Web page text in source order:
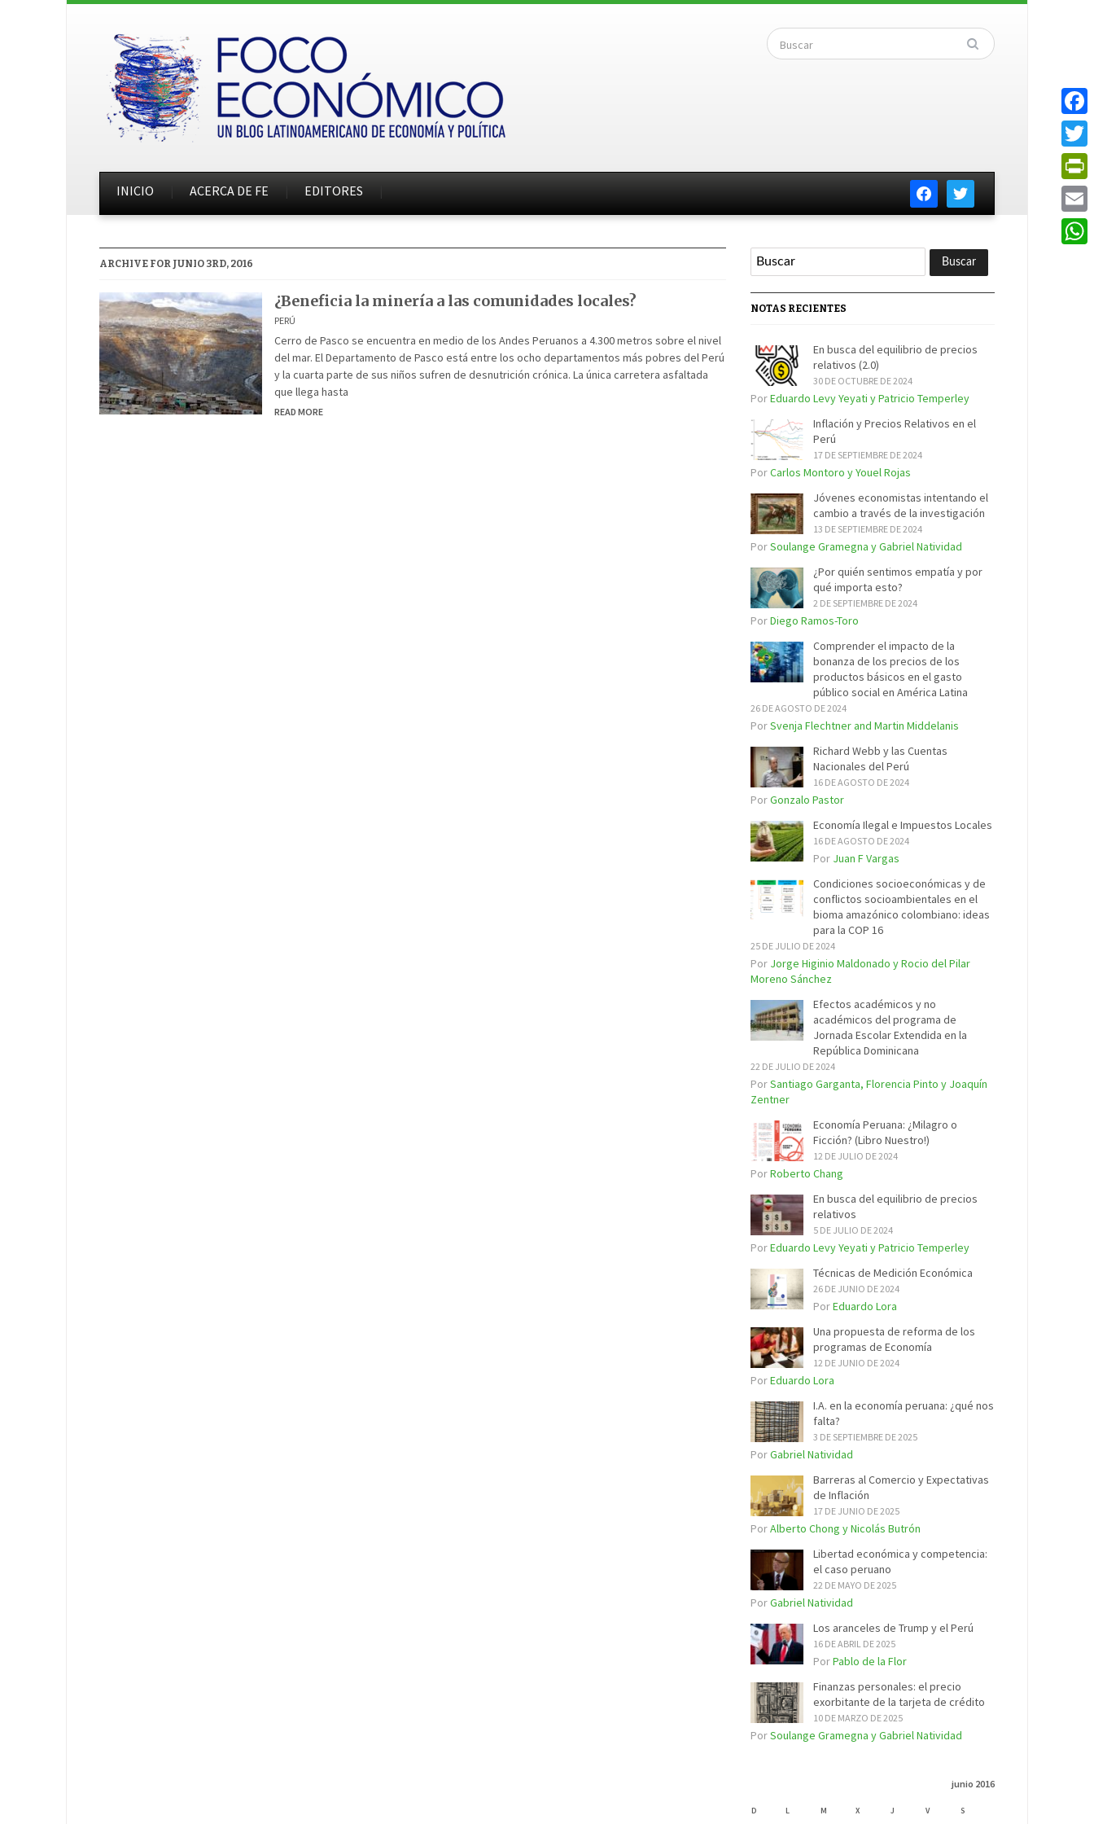
facebooktwitter
INICIO ACERCA DE FE EDITORES
ARCHIVE FOR JUNIO 3RD, 2016
¿Beneficia la minería a las comunidades locales?
PERÚ
Cerro de Pasco se encuentra en medio de los Andes Peruanos a 4.300 metros sobre el nivel
del mar. El Departamento de Pasco está entre los ocho departamentos más pobres del Perú
y la cuarta parte de sus niños sufren de desnutrición crónica. La única carretera asfaltada
que llega hasta
READ MORE
NOTAS RECIENTES
En busca del equilibrio de precios
relativos (2.0)
30 DE OCTUBRE DE 2024
PorEduardo Levy Yeyati y Patricio Temperley
Inflación y Precios Relativos en el
Perú
17 DE SEPTIEMBRE DE 2024
PorCarlos Montoro y Youel Rojas
Jóvenes economistas intentando el
cambio a través de la investigación
13 DE SEPTIEMBRE DE 2024
PorSoulange Gramegna y Gabriel Natividad
¿Por quién sentimos empatía y por
qué importa esto?
2 DE SEPTIEMBRE DE 2024
PorDiego Ramos-Toro
Comprender el impacto de la
bonanza de los precios de los
productos básicos en el gasto
público social en América Latina
26 DE AGOSTO DE 2024
PorSvenja Flechtner and Martin Middelanis
Richard Webb y las Cuentas
Nacionales del Perú
16 DE AGOSTO DE 2024
PorGonzalo Pastor
Economía Ilegal e Impuestos Locales
16 DE AGOSTO DE 2024
Por Juan F Vargas
Condiciones socioeconómicas y de
conflictos socioambientales en el
bioma amazónico colombiano: ideas
para la COP 16
25 DE JULIO DE 2024
Por Jorge Higinio Maldonado y Rocio del Pilar
Moreno Sánchez
Efectos académicos y no
académicos del programa de
Jornada Escolar Extendida en la
República Dominicana
22 DE JULIO DE 2024
PorSantiago Garganta, Florencia Pinto y Joaquín
Zentner
Economía Peruana: ¿Milagro o
Ficción? (Libro Nuestro!)
12 DE JULIO DE 2024
PorRoberto Chang
En busca del equilibrio de precios
relativos
5 DE JULIO DE 2024
PorEduardo Levy Yeyati y Patricio Temperley
Técnicas de Medición Económica
26 DE JUNIO DE 2024
PorEduardo Lora
Una propuesta de reforma de los
programas de Economía
12 DE JUNIO DE 2024
PorEduardo Lora
I.A. en la economía peruana: ¿qué nos
falta?
3 DE SEPTIEMBRE DE 2025
PorGabriel Natividad
Barreras al Comercio y Expectativas
de Inflación
17 DE JUNIO DE 2025
PorAlberto Chong y Nicolás Butrón
Libertad económica y competencia:
el caso peruano
22 DE MAYO DE 2025
PorGabriel Natividad
Los aranceles de Trump y el Perú
16 DE ABRIL DE 2025
PorPablo de la Flor
Finanzas personales: el precio
exorbitante de la tarjeta de crédito
10 DE MARZO DE 2025
PorSoulange Gramegna y Gabriel Natividad
junio 2016
D L M X J V S
Email